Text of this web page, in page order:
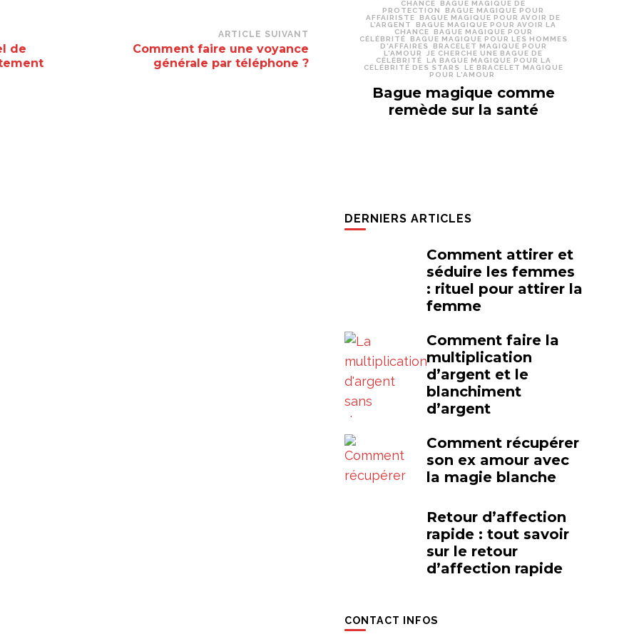
de
ARTICLE SUIVANT
Comment faire une voyance
générale par téléphone ?
CHANCE
BAGUE MAGIQUE DE
PROTECTION
BAGUE MAGIQUE POUR
AFFAIRISTE
BAGUE MAGIQUE POUR AVOIR DE
L’ARGENT
BAGUE MAGIQUE POUR AVOIR LA
CHANCE
BAGUE MAGIQUE POUR
CÉLÉBRITÉ
BAGUE MAGIQUE POUR LES HOMMES
D'AFFAIRES
BRACELET MAGIQUE POUR
L'AMOUR
JE CHERCHE UNE BAGUE DE
CÉLÉBRITÉ
LA BAGUE MAGIQUE POUR LA
CÉLÉBRITÉ DES STARS
LE BRACELET MAGIQUE
POUR L'AMOUR
Bague magique comme
remède sur la santé
DERNIERS ARTICLES
Comment attirer et
séduire les femmes
: rituel pour attirer la
femme
Comment faire la
multiplication
d’argent et le
blanchiment
d’argent
Comment récupérer
son ex amour avec
la magie blanche
Retour d’affection
rapide : tout savoir
sur le retour
d’affection rapide
CONTACT INFOS